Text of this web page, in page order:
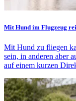
Mit Hund im Flugzeug
Mit Hund zu fliegen
sein, in anderen aber
auf einem kurzen